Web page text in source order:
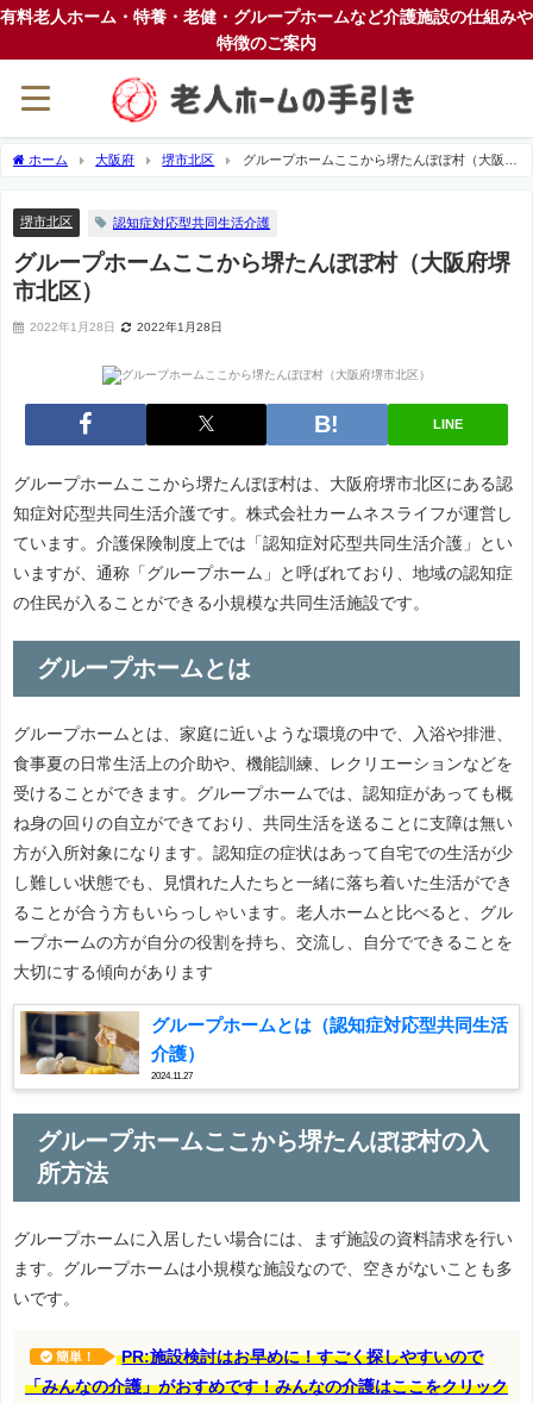
有料老人ホーム・特養・老健・グループホームなど介護施設の仕組みや
特徴のご案内
ホーム 大阪府 堺市北区
グループホームここから堺たんぽぽ村（大阪府
堺市北区 認知症対応型共同生活介護
グループホームここから堺たんぽぽ村（大阪府堺
市北区）
2022年1月28日 2022年1月28日
LINE
グループホームここから堺たんぽぽ村は、大阪府堺市北区にある認
知症対応型共同生活介護です。株式会社カームネスライフが運営し
ています。介護保険制度上では「認知症対応型共同生活介護」とい
いますが、通称「グループホーム」と呼ばれており、地域の認知症
の住民が入ることができる小規模な共同生活施設です。
グループホームとは
グループホームとは、家庭に近いような環境の中で、入浴や排泄、
食事夏の日常生活上の介助や、機能訓練、レクリエーションなどを
受けることができます。グループホームでは、認知症があっても概
ね身の回りの自立ができており、共同生活を送ることに支障は無い
方が入所対象になります。認知症の症状はあって自宅での生活が少
し難しい状態でも、見慣れた人たちと一緒に落ち着いた生活ができ
ることが合う方もいらっしゃいます。老人ホームと比べると、グル
ープホームの方が自分の役割を持ち、交流し、自分でできることを
大切にする傾向があります
グループホームとは（認知症対応型共同生活
介護）
2024.11.27
グループホームここから堺たんぽぽ村の入
所方法
グループホームに入居したい場合には、まず施設の資料請求を行い
ます。グループホームは小規模な施設なので、空きがないことも多
いです。
簡単！
PR:施設検討はお早めに！すごく探しやすいので
「みんなの介護」がおすめです！みんなの介護はここをクリック